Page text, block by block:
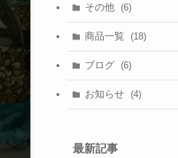
その他 (6)
商品一覧 (18)
ブログ (6)
お知らせ (4)
最新記事